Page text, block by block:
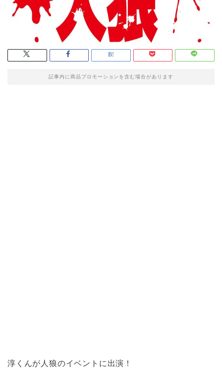
記事内に商品プロモーションを含む場合があります
淳くんが人狼のイベントに出演！